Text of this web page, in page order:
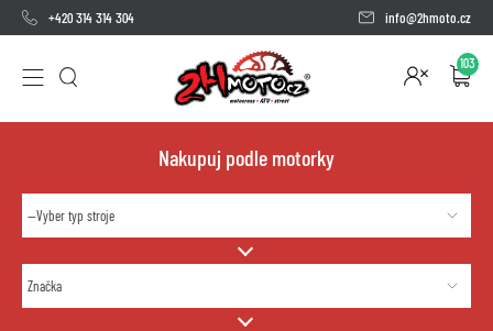
+420 314 314 304 info@2hmoto.cz
103
Nakupuj podle motorky